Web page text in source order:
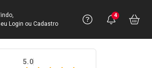
sua Conta
Login ou Cadastro
Precisa
Ver Recursos
Você
4
5.0